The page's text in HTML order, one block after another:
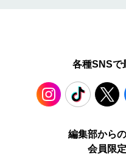
各種SNSで
TikTok
編集部から
会員限